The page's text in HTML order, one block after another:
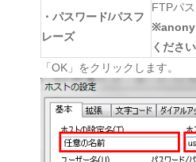
・パスワード/パスフ
レーズ
FTPパ
ください
「OK」をクリックします。